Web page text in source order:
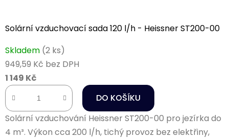
Solární vzduchovací sada 120 l/h - Heissner ST200-00
Skladem (2 ks)
949,59 Kč bez DPH
1 149 Kč
DO KOŠÍKU
Solární vzduchování Heissner ST200-00 pro jezírka do
4 m³. Výkon cca 200 l/h, tichý provoz bez elektřiny,